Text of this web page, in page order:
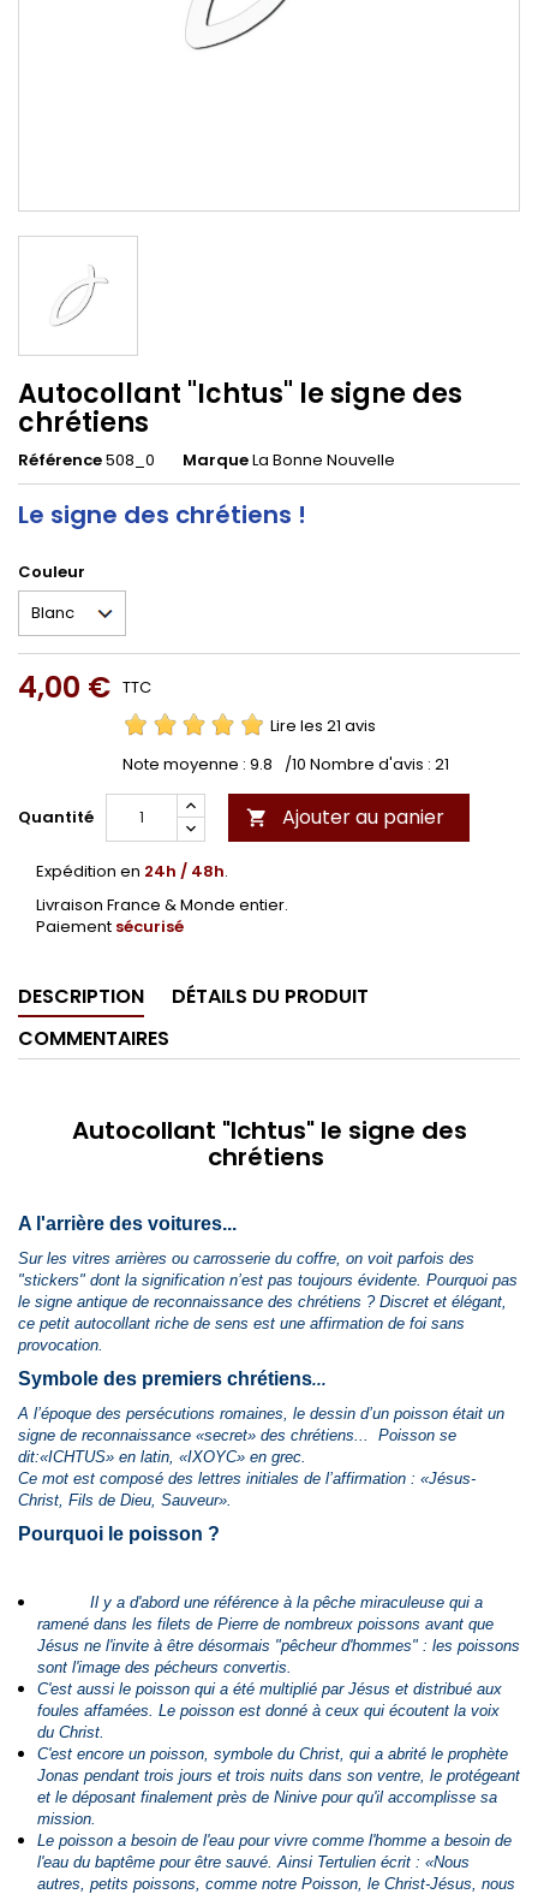
Autocollant "Ichtus" le signe des
chrétiens
Référence508_0 MarqueLa Bonne Nouvelle
Le signe des chrétiens !
Couleur
4,00 € TTC
Lire les 21 avis
Note moyenne : 9.8 /10 Nombre d'avis : 21
Quantité  Ajouter au panier
Expédition en 24h / 48h.
Livraison France & Monde entier.
Paiement sécurisé
DESCRIPTION
DÉTAILS DU PRODUIT
COMMENTAIRES
Autocollant "Ichtus" le signe des
chrétiens
A l'arrière des voitures...
Sur les vitres arrières ou carrosserie du coffre, on voit parfois des
"stickers" dont la signification n’est pas toujours évidente. Pourquoi pas
le signe antique de reconnaissance des chrétiens ? Discret et élégant,
ce petit autocollant riche de sens est une affirmation de foi sans
provocation.
Symbole des premiers chrétiens...
A l’époque des persécutions romaines, le dessin d’un poisson était un
signe de reconnaissance «secret» des chrétiens...
Poisson se
dit:«ICHTUS» en latin, «IXOYC» en grec.
Ce mot est composé des lettres initiales de l’affirmation : «Jésus-
Christ, Fils de Dieu, Sauveur».
Pourquoi le poisson ?
Il y a d'abord une référence à la pêche miraculeuse qui a
ramené dans les filets de Pierre de nombreux poissons avant que
Jésus ne l'invite à être désormais "pêcheur d'hommes" : les poissons
sont l'image des pécheurs convertis.
C'est aussi le poisson qui a été multiplié par Jésus et distribué aux
foules affamées. Le poisson est donné à ceux qui écoutent la voix
du Christ.
C'est encore un poisson, symbole du Christ, qui a abrité le prophète
Jonas pendant trois jours et trois nuits dans son ventre, le protégeant
et le déposant finalement près de Ninive pour qu'il accomplisse sa
mission.
Le poisson a besoin de l'eau pour vivre comme l'homme a besoin de
l'eau du baptême pour être sauvé. Ainsi Tertulien écrit : «Nous
autres, petits poissons, comme notre Poisson, le Christ-Jésus, nous